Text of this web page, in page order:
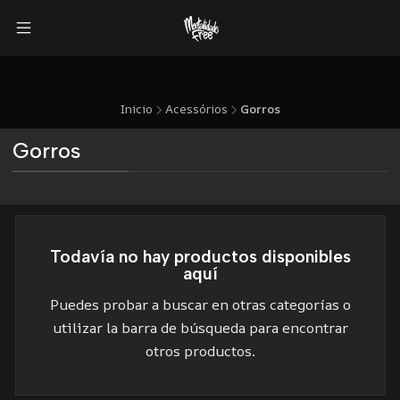
Inicio Acessórios Gorros
Gorros
Todavía no hay productos disponibles
aquí
Puedes probar a buscar en otras categorías o
utilizar la barra de búsqueda para encontrar
otros productos.